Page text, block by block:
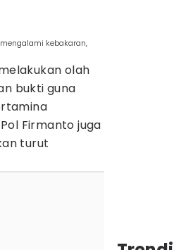
kebakaran,
olah
bukti guna
Firmanto juga
turut